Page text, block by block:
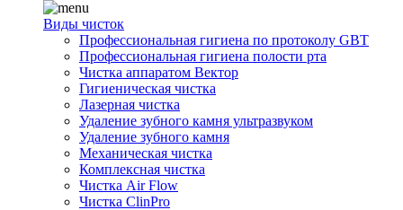
Виды чисток
Профессиональная гигиена по протоколу GBT
Профессиональная гигиена полости рта
Чистка аппаратом Вектор
Гигиеническая чистка
Лазерная чистка
Удаление зубного камня ультразвуком
Удаление зубного камня
Механическая чистка
Комплексная чистка
Чистка Air Flow
Чистка ClinPro